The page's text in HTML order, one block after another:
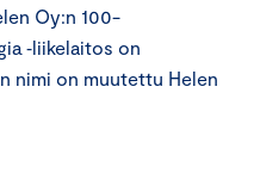
Oy:n 100-
‑liikelaitos on
nimi on muutettu Helen